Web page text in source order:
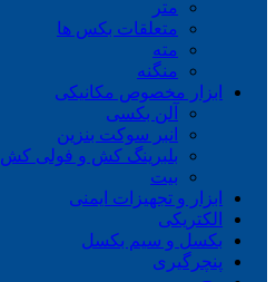
متر
متعلقات بکس ها
مته
منگنه
ابزار مخصوص مکانیکی
آلن بکسی
انبر سوکت بنزین
بلبرینگ کش و فولی کش
بیت
ابزار و تجهیزات ایمنی
الکتریکی
بکسل و سیم بکسل
پنچرگیری